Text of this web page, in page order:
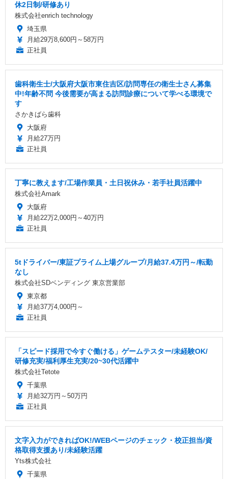
休2日制/研修あり
株式会社enrich technology
埼玉県
月給29万8,600円～58万円
正社員
歯科衛生士/大阪府大阪市東住吉区/訪問専任の衛生士さん募集
中!年齢不問 今後需要が高まる訪問診療について学べる環境で
す
さかきばら歯科
大阪府
月給27万円
正社員
丁寧に教えます/工場作業員・土日祝休み・若手社員活躍中
株式会社Amark
大阪府
月給22万2,000円～40万円
正社員
5tドライバー/東証プライム上場グループ/月給37.4万円～/転勤
なし
株式会社SDベンディング 東京営業部
東京都
月給37万4,000円～
正社員
「スピード採用で今すぐ働ける」ゲームテスター/未経験OK/
研修充実/福利厚生充実/20~30代活躍中
株式会社Tetote
千葉県
月給32万円～50万円
正社員
文字入力ができればOK!/WEBページのチェック・校正担当/資
格取得支援あり/未経験活躍
Yts株式会社
千葉県